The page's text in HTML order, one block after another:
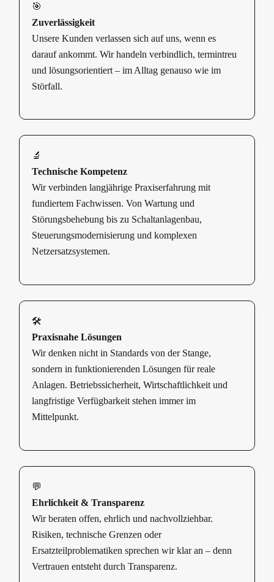
🎯
Zuverlässigkeit
Unsere Kunden verlassen sich auf uns, wenn es
darauf ankommt. Wir handeln verbindlich, termintreu
und lösungsorientiert – im Alltag genauso wie im
Störfall.
🔬
Technische Kompetenz
Wir verbinden langjährige Praxiserfahrung mit
fundiertem Fachwissen. Von Wartung und
Störungsbehebung bis zu Schaltanlagenbau,
Steuerungsmodernisierung und komplexen
Netzersatzsystemen.
🛠️
Praxisnahe Lösungen
Wir denken nicht in Standards von der Stange,
sondern in funktionierenden Lösungen für reale
Anlagen. Betriebssicherheit, Wirtschaftlichkeit und
langfristige Verfügbarkeit stehen immer im
Mittelpunkt.
💬
Ehrlichkeit & Transparenz
Wir beraten offen, ehrlich und nachvollziehbar.
Risiken, technische Grenzen oder
Ersatzteilproblematiken sprechen wir klar an – denn
Vertrauen entsteht durch Transparenz.